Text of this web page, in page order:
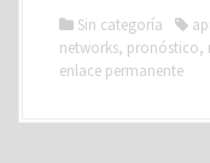
Sin categoría
networks, pronóstico,
enlace permanente